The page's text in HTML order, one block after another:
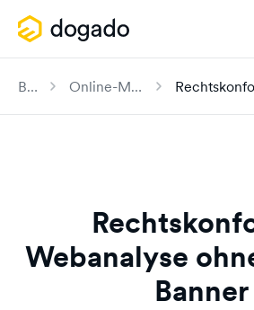
Blog Online-Marketing
Webanalyse
Banner